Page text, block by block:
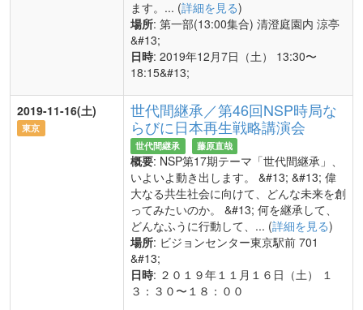
ます。... (詳細を見る)
場所: 第一部(13:00集合) 清澄庭園内 涼亭
&#13;
日時: 2019年12月7日（土） 13:30〜
18:15&#13;
2019-11-16(土)
東京
世代間継承／第46回NSP時局な
らびに日本再生戦略講演会
世代間継承 藤原直哉
概要: NSP第17期テーマ「世代間継承」、
いよいよ動き出します。 &#13; &#13; 偉
大なる共生社会に向けて、どんな未来を創
ってみたいのか。 &#13; 何を継承して、
どんなふうに行動して、... (詳細を見る)
場所: ビジョンセンター東京駅前 701
&#13;
日時: ２０１９年１１月１６日（土） １
３：３０〜１８：００